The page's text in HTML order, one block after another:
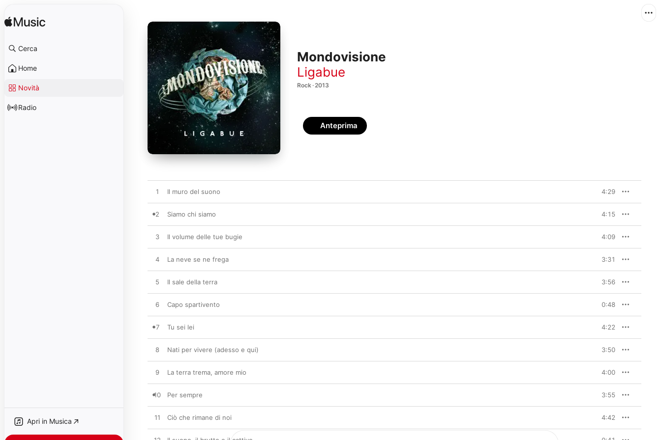
Cerca
Home
Novità
Radio
Apri in Musica
Mondovisione
Ligabue
Rock · 2013
Anteprima
1 Il muro del suono 4:29
2 Siamo chi siamo 4:15
3 Il volume delle tue bugie 4:09
4 La neve se ne frega 3:31
5 Il sale della terra 3:56
6 Capo spartivento 0:48
7 Tu sei lei 4:22
8 Nati per vivere (adesso e qui) 3:50
9 La terra trema, amore mio 4:00
10 Per sempre 3:55
11 Ciò che rimane di noi 4:42